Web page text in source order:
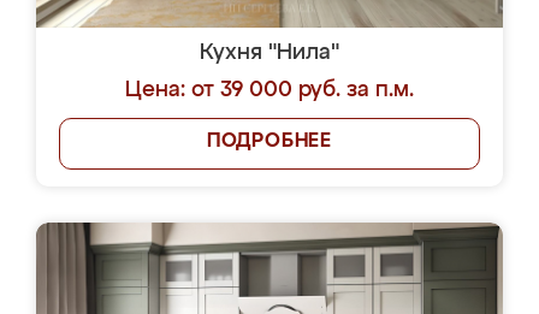
Кухня "Нила"
Цена: от 39 000 руб. за п.м.
ПОДРОБНЕЕ